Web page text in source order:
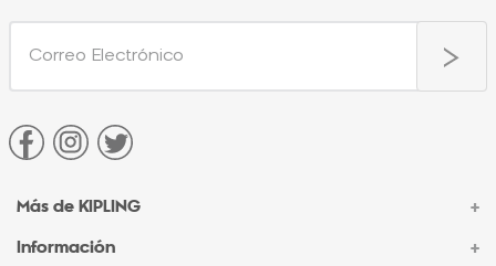
Más de KIPLING +
Acerca de Kipling
Información +